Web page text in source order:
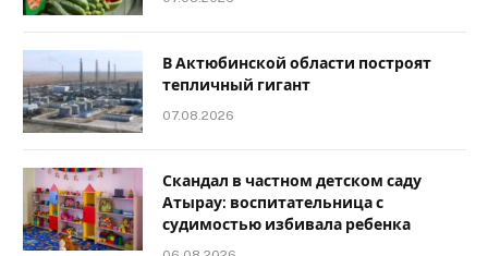
В Актюбинской области построят
тепличный гигант
07.08.2026
Скандал в частном детском саду
Атырау: воспитательница с
судимостью избивала ребенка